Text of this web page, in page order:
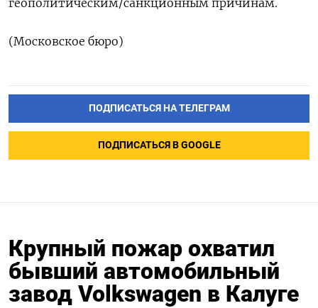
(Московское бюро)
ПОДПИСАТЬСЯ НА ТЕЛЕГРАМ
ПОДПИСАТЬСЯ В GOOGLE
Крупный пожар охватил
бывший автомобильный
завод Volkswagen в Калуге